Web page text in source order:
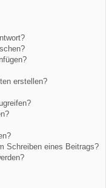
erstellen?
Schreiben eines Beitrags?